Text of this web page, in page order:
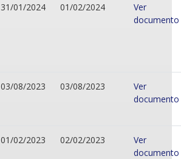
31/01/2024 01/02/2024
Ver
documento
03/08/2023 03/08/2023
Ver
documento
01/02/2023 02/02/2023
Ver
documento